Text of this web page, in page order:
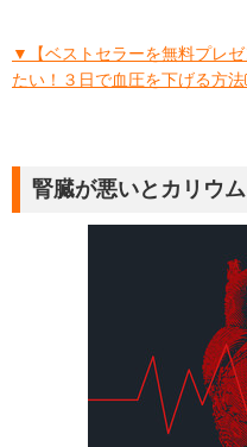
▼【ベストセラーを無料プレ
たい！３日で血圧を下げる方法
腎臓が悪いとカリウ